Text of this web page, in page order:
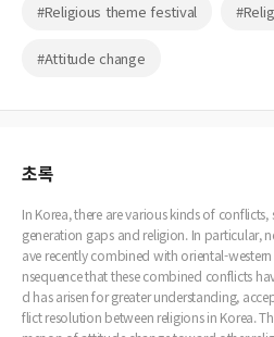
#Religious theme festival
#Attitude change
초록
In Korea, there are various kinds of
generation gaps and religion. In particular,
ave recently combined with oriental-
nsequence that these combined conflicts
d has arisen for greater understanding,
flict resolution between religions in Korea.